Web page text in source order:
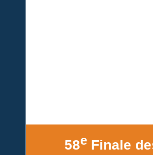
58e Finale